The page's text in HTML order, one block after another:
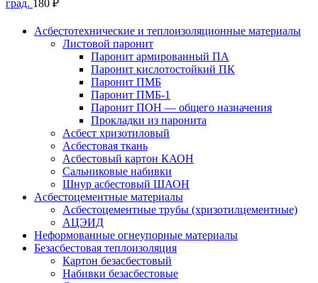
град. 180 ₽
Асбестотехнические и теплоизоляционные материалы
Листовой паронит
Паронит армированный ПА
Паронит кислотостойкий ПК
Паронит ПМБ
Паронит ПМБ-1
Паронит ПОН — общего назначения
Прокладки из паронита
Асбест хризотиловый
Асбестовая ткань
Асбестовый картон КАОН
Сальниковые набивки
Шнур асбестовый ШАОН
Асбестоцементные материалы
Асбестоцементные трубы (хризотилцементные)
АЦЭИД
Неформованные огнеупорные материалы
Безасбестовая теплоизоляция
Картон безасбестовый
Набивки безасбестовые